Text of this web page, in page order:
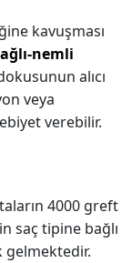
kavuşması
nemli
alıcı
veya
verebilir.
4000 greft
saç tipine bağlı
gelmektedir.